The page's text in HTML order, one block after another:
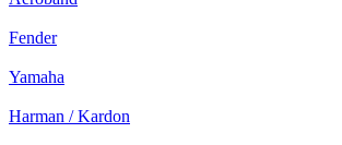
Fender
Yamaha
Harman / Kardon